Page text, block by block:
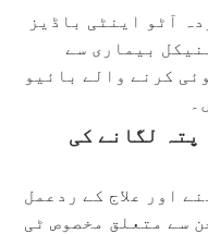
آٹو اینٹی باڈیز
بیماری سے
کرنے والے بائیو
پتہ لگانے کی
اور علاج کے ردعمل
سے متعلق مخصوص ٹی